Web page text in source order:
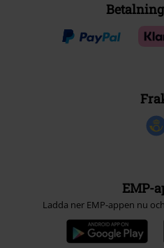
EMP-
Ladda ner EMP-appen nu